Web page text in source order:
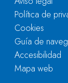
Política de
Cookies
Guía de
Accesibilidad
Mapa web